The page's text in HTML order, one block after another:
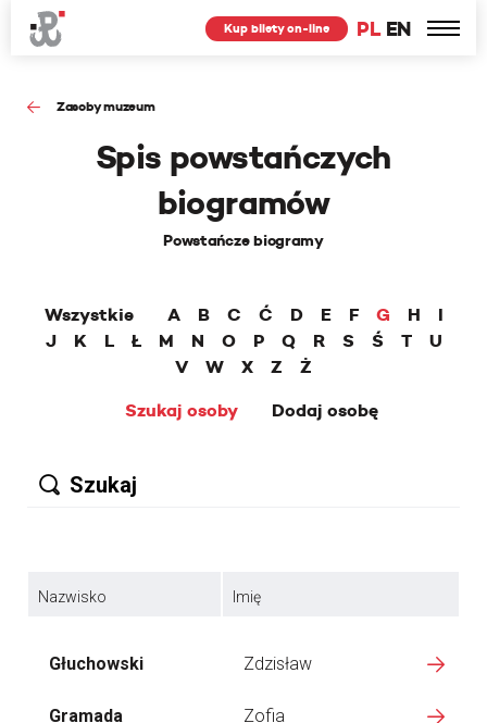
PL EN
Kup bilety on-line
Zasoby muzeum
Spis powstańczych
biogramów
Powstańcze biogramy
Wszystkie A B C Ć D E F G H
I
J
K L Ł M N O P Q R S Ś T
U
V
W X Z
Ż
Szukaj osoby
Dodaj osobę
Nazwisko Imię
Głuchowski Zdzisław
Gramada Zofia